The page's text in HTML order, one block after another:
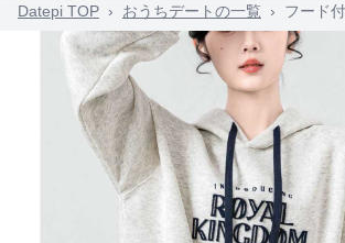
Datepi TOP › おうちデートの一覧 › フード